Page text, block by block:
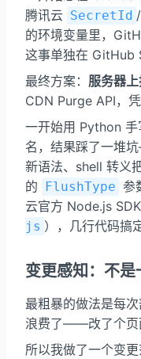
腾讯云 SecretId /
的环境变量里，
这事单独在 GitHub
最终方案： 服务器
CDN Purge API，
一开始用 Python
名，结果踩了一堆
新语法、shell 转义
的 FlushType 参
云官方 Node.js
js ），几行代码搞
变更感知：不是
最粗暴的做法是每
浪费了——改了个页
所以我做了一个变更